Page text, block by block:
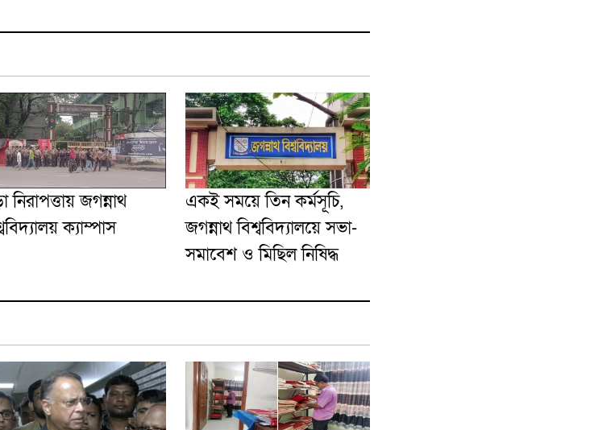
নিরাপত্তায় জগন্নাথ
ক্যাম্পাস
একই সময়ে তিন কর্মসূচি,
জগন্নাথ বিশ্ববিদ্যালয়ে সভা-
সমাবেশ ও মিছিল নিষিদ্ধ